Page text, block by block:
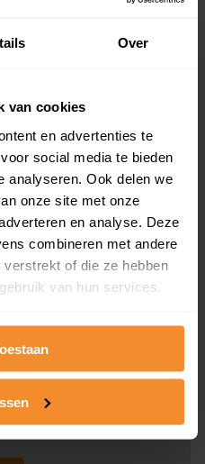
Over
van cookies
en advertenties te
social media te bieden
analyseren. Ook delen we
onze site met onze
en analyse. Deze
combineren met andere
of die ze hebben
van hun services.
postcodegebied. Dit
het perceel en
kadastrale erfgrenzen,